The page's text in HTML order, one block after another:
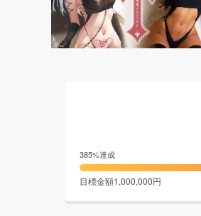
385%達成
目標金額1,000,000円